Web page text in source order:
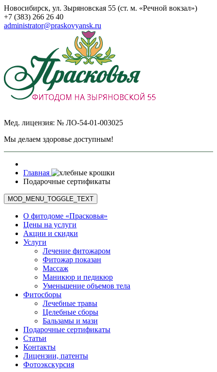
Новосибирск, ул. Зыряновская 55 (ст. м. «Речной вокзал»)
+7 (383) 266 26 40
administrator@praskovyansk.ru
Мед. лицензия: № ЛО-54-01-003025
Мы делаем здоровье доступным!
Главная
Подарочные сертификаты
MOD_MENU_TOGGLE_TEXT
О фитодоме «Прасковья»
Цены на услуги
Акции и скидки
Услуги
Лечение фитожаром
Фитожар показан
Массаж
Маникюр и педикюр
Уменьшение объемов тела
Фитосборы
Лечебные травы
Целебные сборы
Бальзамы и мази
Подарочные сертификаты
Статьи
Контакты
Лицензии, патенты
Фотоэкскурсия